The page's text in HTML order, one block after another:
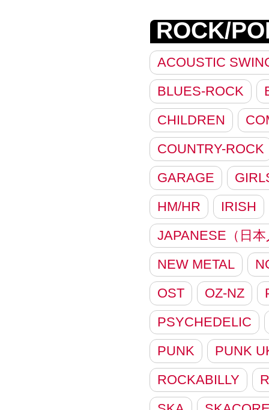
ROCK/
ACOUSTIC
BLUES-ROCK
CHILDREN
COUNTRY-ROCK
GARAGE
HM/HR
IRISH
JAPANESE（日
NEW METAL
OST
OZ-NZ
PSYCHEDELIC
PUNK
PUNK
ROCKABILLY